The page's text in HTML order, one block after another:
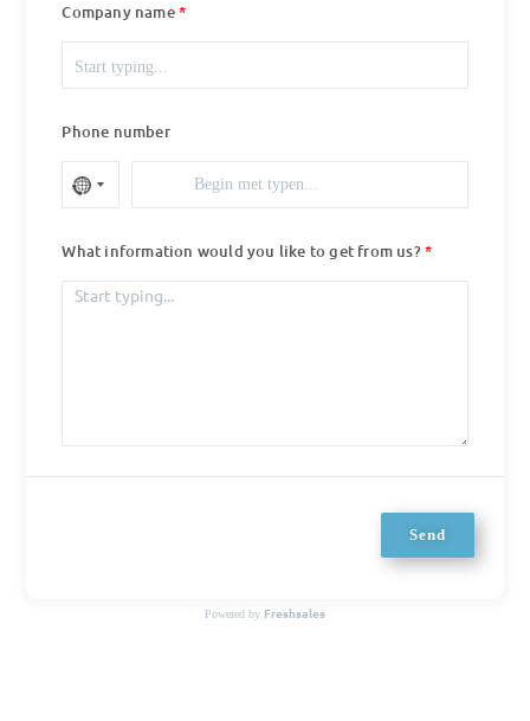
Company name
Phone number
What information would you like to get from us?
Send
Powered by Freshsales